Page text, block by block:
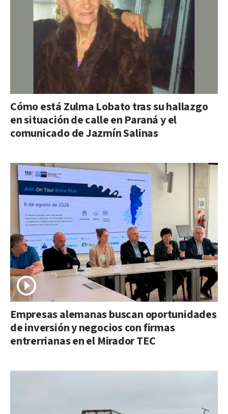
Cómo está Zulma Lobato tras su hallazgo
en situación de calle en Paraná y el
comunicado de Jazmín Salinas
Empresas alemanas buscan oportunidades
de inversión y negocios con firmas
entrerrianas en el Mirador TEC